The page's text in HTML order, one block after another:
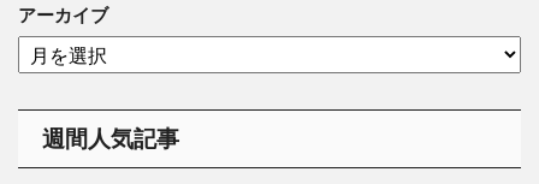
ゴ
リ
ー
アーカイブ
ア
ー
週間人気記事